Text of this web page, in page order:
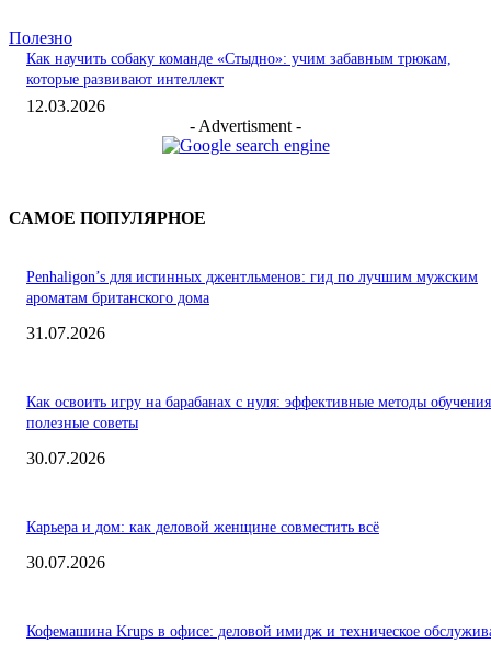
Полезно
Как научить собаку команде «Стыдно»: учим забавным трюкам,
которые развивают интеллект
12.03.2026
- Advertisment -
САМОЕ ПОПУЛЯРНОЕ
Penhaligon’s для истинных джентльменов: гид по лучшим мужским
ароматам британского дома
31.07.2026
Как освоить игру на барабанах с нуля: эффективные методы
полезные советы
30.07.2026
Карьера и дом: как деловой женщине совместить всё
30.07.2026
Кофемашина Krups в офисе: деловой имидж и техническое